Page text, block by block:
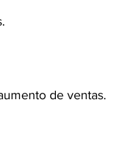
de ventas.